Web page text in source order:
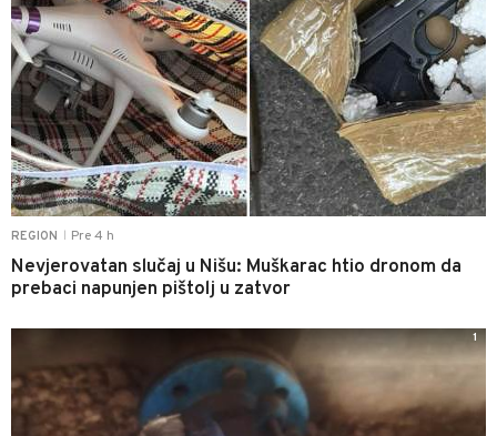
REGION Pre 4 h
Nevjerovatan slučaj u Nišu: Muškarac htio dronom da
prebaci napunjen pištolj u zatvor
1